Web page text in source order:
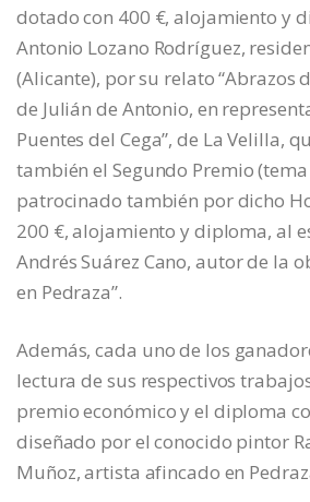
dotado con 400 €, alojamiento y
Antonio Lozano Rodríguez,
(Alicante), por su relato “Abrazos
de Julián de Antonio, en
Puentes del Cega”, de La Velilla,
también el Segundo Premio (tema
patrocinado también por dicho
200 €, alojamiento y diploma, al
Andrés Suárez Cano, autor de la
en Pedraza”.
Además, cada uno de los
lectura de sus respectivos
premio económico y el diploma
diseñado por el conocido pintor
Muñoz, artista afincado en